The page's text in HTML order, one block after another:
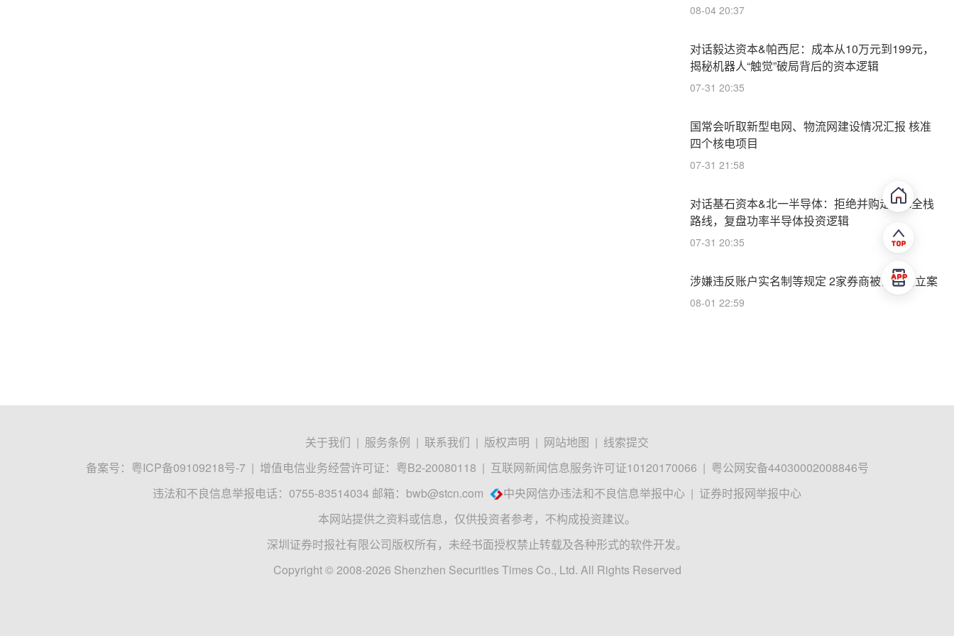
08-04 20:37
对话毅达资本&帕西尼：成本从10万元到199元，
揭秘机器人“触觉”破局背后的资本逻辑
07-31 20:35
国常会听取新型电网、物流网建设情况汇报 核准
四个核电项目
07-31 21:58
对话基石资本&北一半导体：拒绝并购走IDM全栈
路线，复盘功率半导体投资逻辑
07-31 20:35
涉嫌违反账户实名制等规定 2家券商被证监会立案
08-01 22:59
关于我们 | 服务条例 | 联系我们 | 版权声明 | 网站地图 | 线索提交
备案号： 粤ICP备09109218号-7 | 增值电信业务经营许可证：粤B2-20080118 | 互联网新闻信息服务许可证10120170066 | 粤公网安备44030002008846号
违法和不良信息举报电话：0755-83514034 邮箱： bwb@stcn.com 中央网信办违法和不良信息举报中心 | 证券时报网举报中心
本网站提供之资料或信息，仅供投资者参考，不构成投资建议。
深圳证券时报社有限公司版权所有，未经书面授权禁止转载及各种形式的软件开发。
Copyright © 2008-2026 Shenzhen Securities Times Co., Ltd. All Rights Reserved